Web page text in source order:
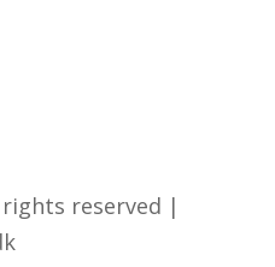
reserved |